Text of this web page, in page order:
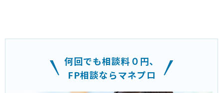
何回でも相談料０円、
FP相談ならマネプロ